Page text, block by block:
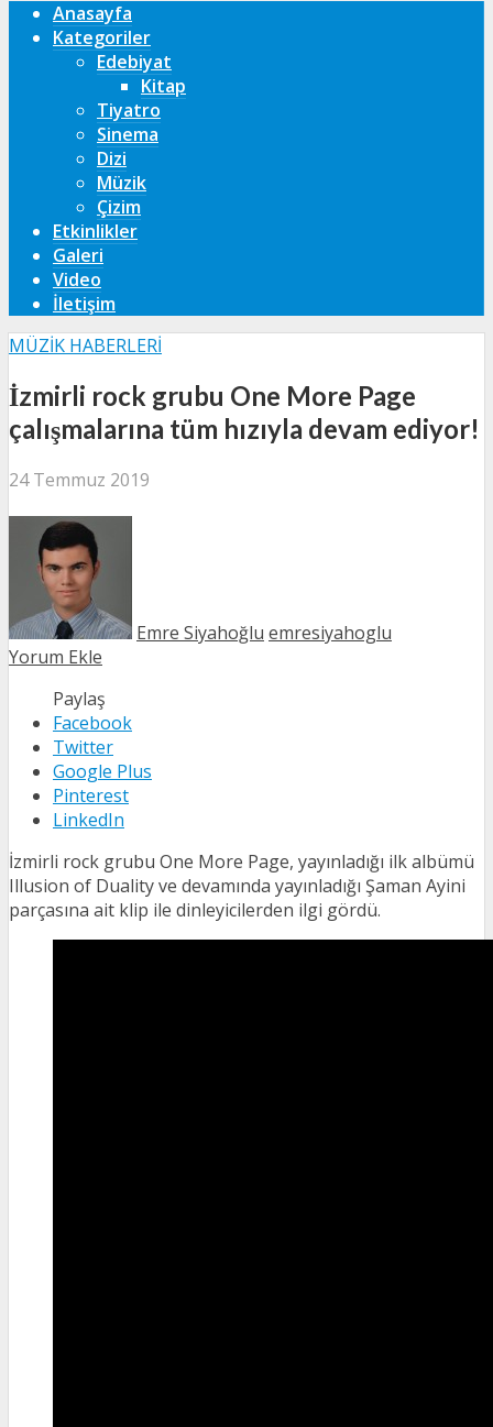
Anasayfa
Kategoriler
Edebiyat
Kitap
Tiyatro
Sinema
Dizi
Müzik
Çizim
Etkinlikler
Galeri
Video
İletişim
MÜZIK HABERLERI
İzmirli rock grubu One More Page
çalışmalarına tüm hızıyla devam ediyor!
24 Temmuz 2019
Emre Siyahoğlu emresiyahoglu
Yorum Ekle
Paylaş
Facebook
Twitter
Google Plus
Pinterest
LinkedIn
İzmirli rock grubu One More Page, yayınladığı ilk albümü
Illusion of Duality ve devamında yayınladığı Şaman Ayini
parçasına ait klip ile dinleyicilerden ilgi gördü.